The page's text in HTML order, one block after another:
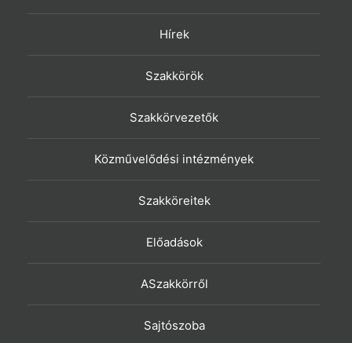
Hírek
Szakkörök
Szakkörvezetők
Közművelődési intézmények
Szakköreitek
Előadások
ASzakkörről
Sajtószoba